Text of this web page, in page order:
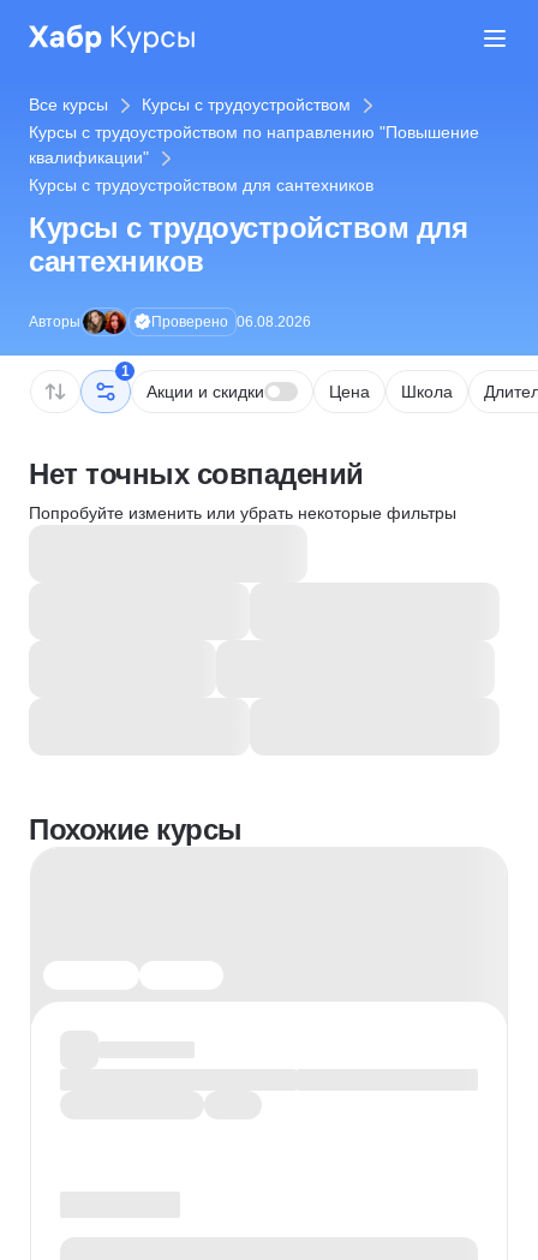
Все курсы
Курсы с трудоустройством
Курсы с трудоустройством по направлению "Повышение
квалификации"
Курсы с трудоустройством для сантехников
Курсы с трудоустройством для
сантехников
Авторы Проверено 06.08.2026
1
Акции и скидки Цена Школа
Нет точных совпадений
Попробуйте изменить или убрать некоторые фильтры
Похожие курсы